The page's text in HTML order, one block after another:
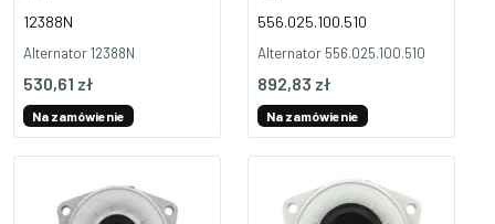
12388N
Alternator 12388N
530,61 zł
Na zamówienie
556.025.100.510
Alternator 556.025.100.510
892,83 zł
Na zamówienie